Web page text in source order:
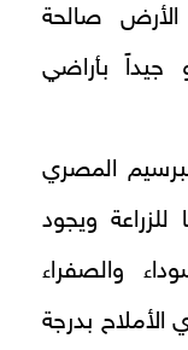
صالحة
جيداً بأراضي
المصري
ويجود
والصفراء
الأملاح بدرجة